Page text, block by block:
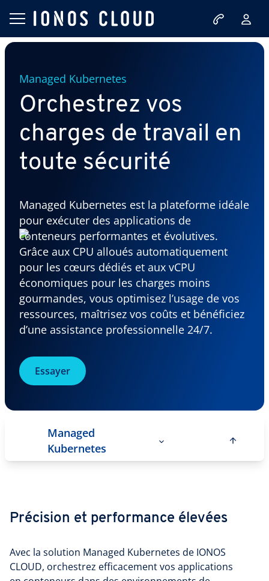
Managed Kubernetes
Orchestrez vos
charges de travail en
toute sécurité
Managed Kubernetes est la plateforme idéale
pour exécuter des applications de
conteneurs performantes et évolutives.
Grâce aux CPU alloués automatiquement
pour les cœurs dédiés et aux vCPU
économiques pour les charges moins
gourmandes, vous optimisez l’usage de vos
ressources, maîtrisez vos coûts et bénéficiez
d’une assistance professionnelle 24/7.
Essayer
Managed
Kubernetes
Précision et performance élevées
Avec la solution Managed Kubernetes de IONOS
CLOUD, orchestrez efficacement vos applications